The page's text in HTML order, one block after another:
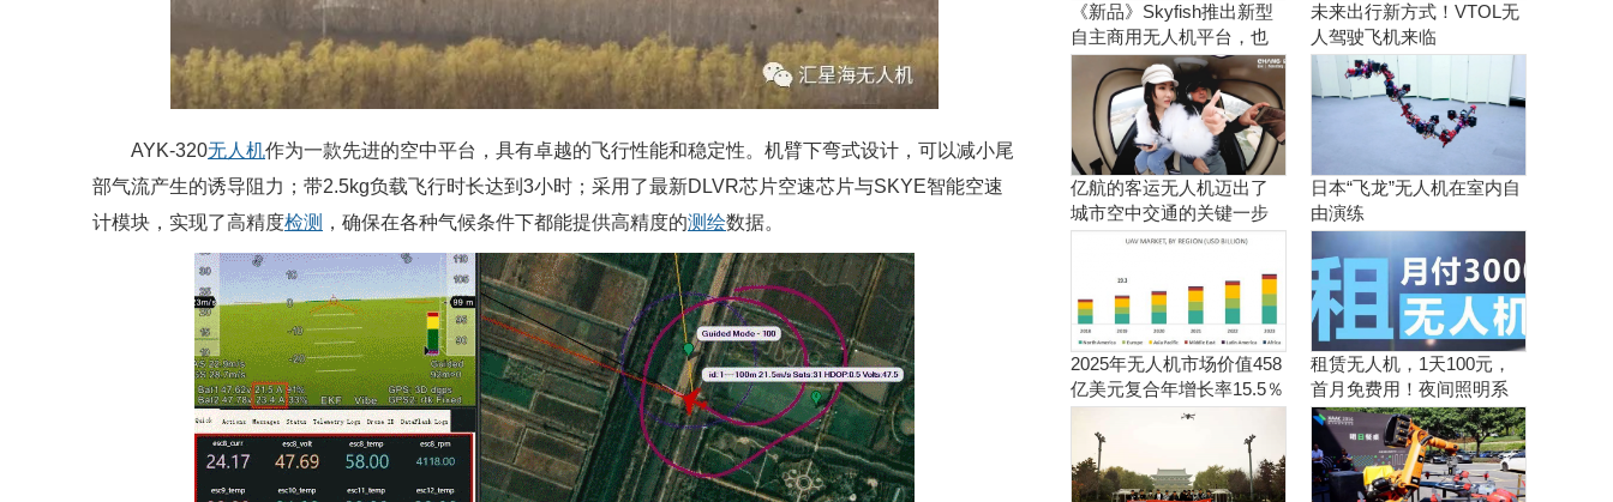
AYK-320无人机作为一款先进的空中平台，具有卓越的飞行性能和稳定性。机臂下弯式设计，可以减小尾
部气流产生的诱导阻力；带2.5kg负载飞行时长达到3小时；采用了最新DLVR芯片空速芯片与SKYE智能空速
计模块，实现了高精度检测 ，确保在各种气候条件下都能提供高精度的测绘数据。
《新品》Skyfish推出新型
自主商用无人机平台，也
可搭载Sony Alpha相机
未来出行新方式！VTOL无
人驾驶飞机来临
亿航的客运无人机迈出了
城市空中交通的关键一步
日本“飞龙”无人机在室内自
由演练
2025年无人机市场价值458
亿美元复合年增长率15.5％
租赁无人机，1天100元，
首月免费用！夜间照明系
统施工、抢险、应急救援
利器！